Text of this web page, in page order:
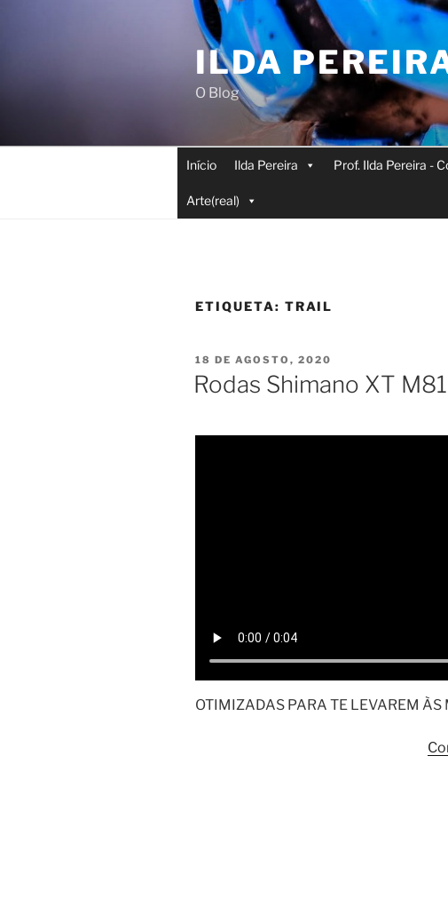
ILDA
O Blog
Início Ilda Pereira Prof. Ilda Pereira -
Arte(real)
ETIQUETA: TRAIL
PUBLICADO
EM
18 DE AGOSTO, 2020
Rodas Shimano XT
OTIMIZADAS PARA TE LEVAREM